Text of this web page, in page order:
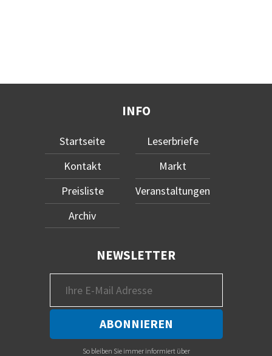
INFO
Startseite
Kontakt
Preisliste
Archiv
Leserbriefe
Markt
Veranstaltungen
NEWSLETTER
So bleiben Sie immer informiert über